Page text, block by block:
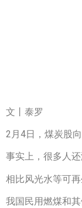
文丨泰罗
2月4日，煤炭股
事实上，很多人
相比风光水等可
我国民用燃煤和